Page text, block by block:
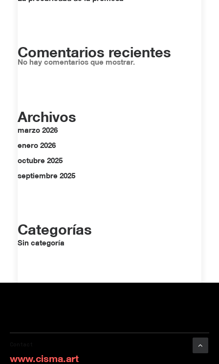
Comentarios recientes
No hay comentarios que mostrar.
Archivos
marzo 2026
enero 2026
octubre 2025
septiembre 2025
Categorías
Sin categoría
www.cisma.art